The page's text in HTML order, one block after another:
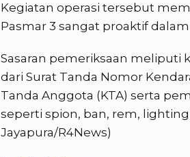
Kegiatan operasi tersebut
Pasmar 3 sangat proaktif
Sasaran pemeriksaan meliputi
dari Surat Tanda Nomor
Tanda Anggota (KTA) serta
seperti spion, ban, rem,
Jayapura/R4News)